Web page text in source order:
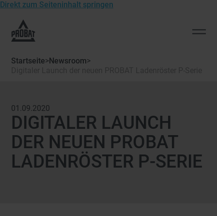
Direkt zum Seiteninhalt springen
von
Startseite>Newsroom>
01.09.2020
DIGITALER LAUNCH
DER NEUEN PROBAT
LADENRÖSTER P-SERIE